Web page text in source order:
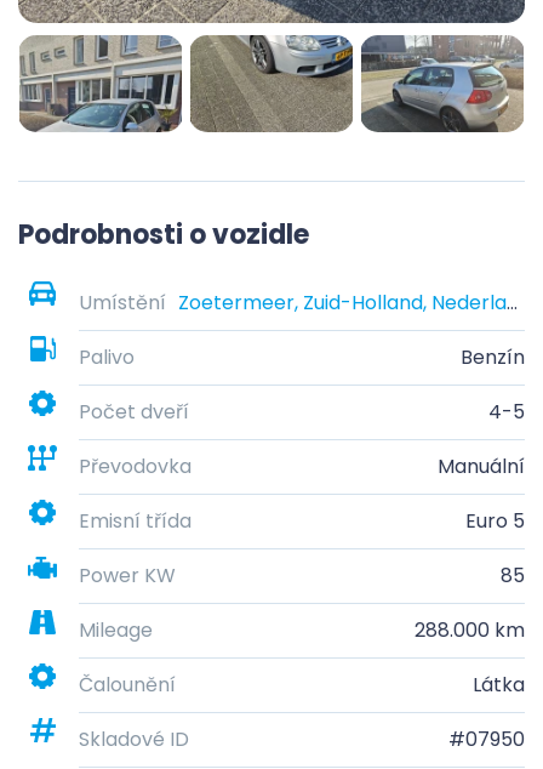
Podrobnosti o vozidle
Umístění
Zoetermeer, Zuid-Holland, Nederland
Palivo
Benzín
Počet dveří
4-5
Převodovka
Manuální
Emisní třída
Euro 5
Power KW
85
Mileage
288.000 km
Čalounění
Látka
Skladové ID
#07950